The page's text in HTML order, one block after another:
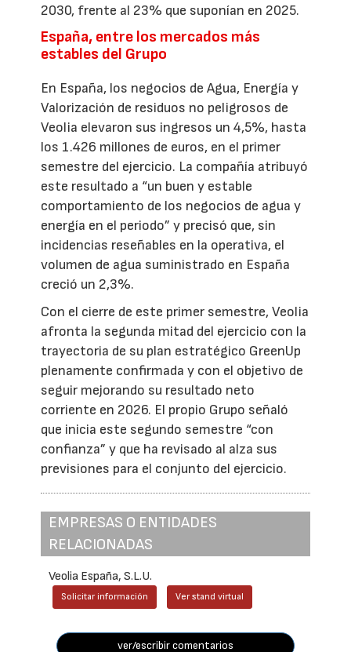
2030, frente al 23% que suponían en 2025.
España, entre los mercados más
estables del Grupo
En España, los negocios de Agua, Energía y
Valorización de residuos no peligrosos de
Veolia elevaron sus ingresos un 4,5%, hasta
los 1.426 millones de euros, en el primer
semestre del ejercicio. La compañía atribuyó
este resultado a “un buen y estable
comportamiento de los negocios de agua y
energía en el periodo” y precisó que, sin
incidencias reseñables en la operativa, el
volumen de agua suministrado en España
creció un 2,3%.
Con el cierre de este primer semestre, Veolia
afronta la segunda mitad del ejercicio con la
trayectoria de su plan estratégico GreenUp
plenamente confirmada y con el objetivo de
seguir mejorando su resultado neto
corriente en 2026. El propio Grupo señaló
que inicia este segundo semestre “con
confianza” y que ha revisado al alza sus
previsiones para el conjunto del ejercicio.
EMPRESAS O ENTIDADES
RELACIONADAS
Veolia España, S.L.U.
Solicitar información Ver stand virtual
ver/escribir comentarios